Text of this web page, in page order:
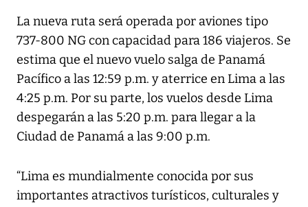
La nueva ruta será operada por aviones tipo
737-800 NG con capacidad para 186 viajeros. Se
estima que el nuevo vuelo salga de Panamá
Pacífico a las 12:59 p.m. y aterrice en Lima a las
4:25 p.m. Por su parte, los vuelos desde Lima
despegarán a las 5:20 p.m. para llegar a la
Ciudad de Panamá a las 9:00 p.m.
“Lima es mundialmente conocida por sus
importantes atractivos turísticos, culturales y